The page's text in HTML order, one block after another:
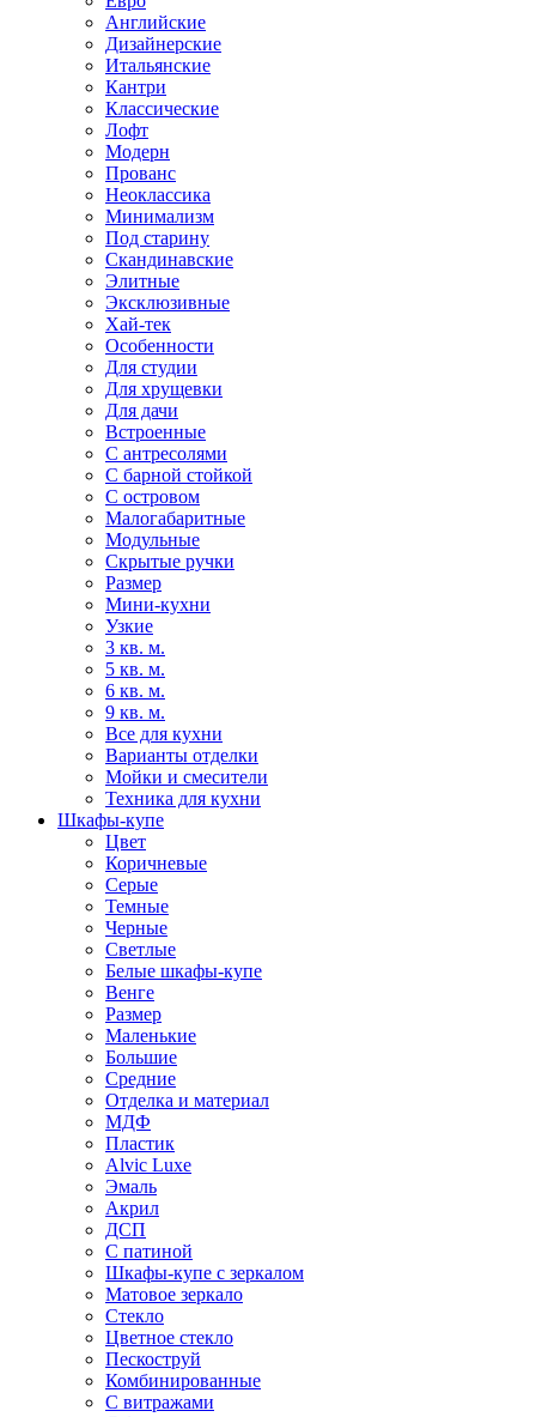
Английские
Дизайнерские
Итальянские
Кантри
Классические
Лофт
Модерн
Прованс
Неоклассика
Минимализм
Под старину
Скандинавские
Элитные
Эксклюзивные
Хай-тек
Особенности
Для студии
Для хрущевки
Для дачи
Встроенные
С антресолями
С барной стойкой
С островом
Малогабаритные
Модульные
Скрытые ручки
Размер
Мини-кухни
Узкие
3 кв. м.
5 кв. м.
6 кв. м.
9 кв. м.
Все для кухни
Варианты отделки
Мойки и смесители
Техника для кухни
Шкафы-купе
Цвет
Коричневые
Серые
Темные
Черные
Светлые
Белые шкафы-купе
Венге
Размер
Маленькие
Большие
Средние
Отделка и материал
МДФ
Пластик
Alvic Luxe
Эмаль
Акрил
ДСП
С патиной
Шкафы-купе с зеркалом
Матовое зеркало
Стекло
Цветное стекло
Пескоструй
Комбинированные
С витражами